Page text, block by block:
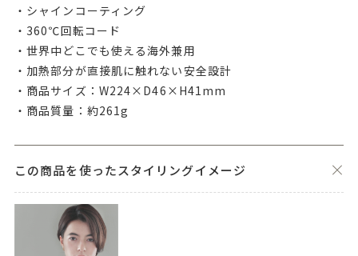
・シャインコーティング
・360℃回転コード
・世界中どこでも使える海外兼用
・加熱部分が直接肌に触れない安全設計
・商品サイズ：W224×D46×H41mm
・商品質量：約261g
この商品を使ったスタイリングイメージ